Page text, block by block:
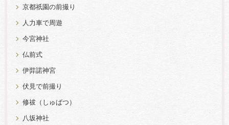
京都祇園の前撮り
人力車で周遊
今宮神社
仏前式
伊弉諾神宮
伏見で前撮り
修祓（しゅばつ）
八坂神社